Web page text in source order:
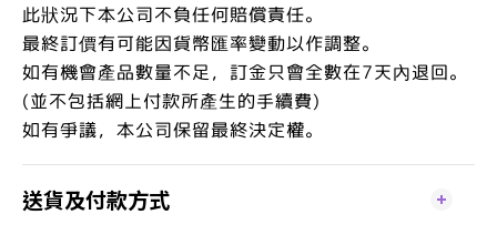
此狀況下本公司不負任何賠償責任。
最終訂價有可能因貨幣匯率變動以作調整。
如有機會產品數量不足，訂金只會全數在7天內退回。
(並不包括網上付款所產生的手續費)
如有爭議，本公司保留最終決定權。
送貨及付款方式